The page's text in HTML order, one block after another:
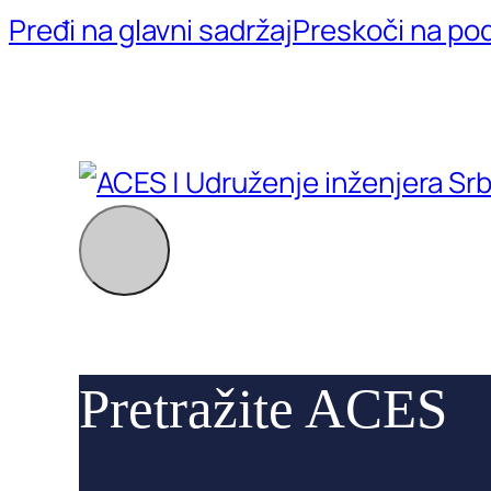
Pređi na glavni sadržajPreskoči na
Pretražite ACES